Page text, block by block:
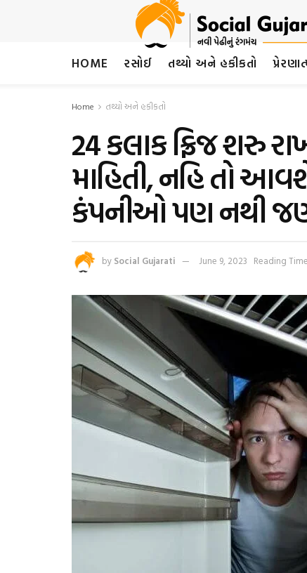
HOME રસોઈ તથ્યો અને હકીકતો
Home તથ્યો અને હકીકતો
24 કલાક ફ્રિજ શરુ
માહિતી, નહિ તો
કંપનીઓ પણ નથી
by Social Gujarati June 9, 2023 Reading